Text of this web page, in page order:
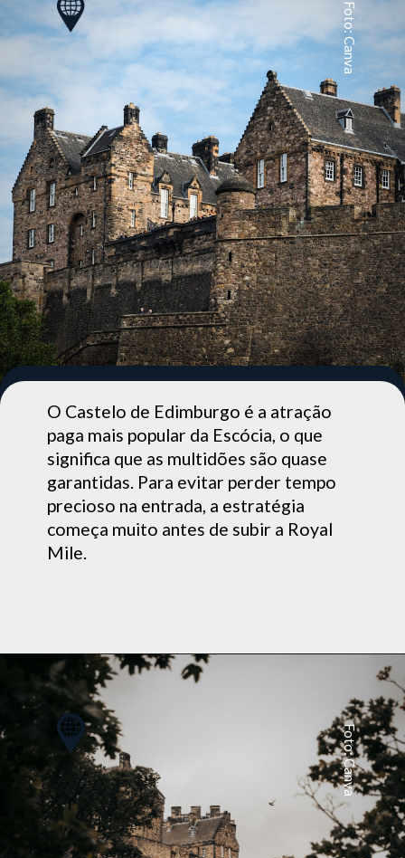
Foto: Canva
de Edimburgo é a atração
popular da Escócia, o que
as multidões são quase
Para evitar perder tempo
na entrada, a estratégia
antes de subir a Royal
Foto: Canva